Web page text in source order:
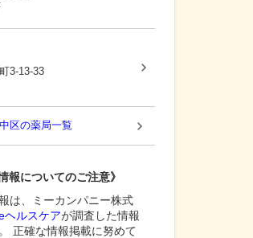
3-13-33
区の薬局一覧
報についてのご注意》
は、ミーカンパニー株式
ヘルスケアが調査した情報
正確な情報掲載に努めて